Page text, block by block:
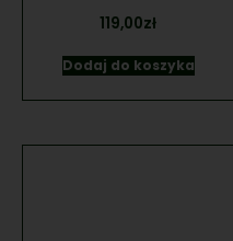
119,00zł
Dodaj do koszyka